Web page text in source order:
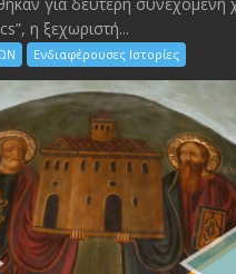
η ξεχωριστή...
Ενδιαφέρουσες Ιστορίες